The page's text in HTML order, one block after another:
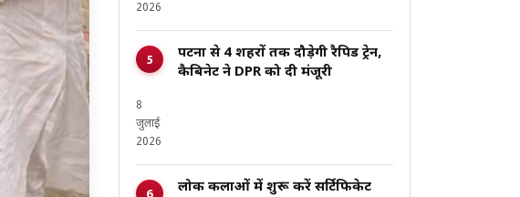
2026
पटना से 4 शहरों तक दौड़ेगी रैपिड ट्रेन,
कैबिनेट ने DPR को दी मंजूरी
8
जुलाई
2026
लोक कलाओं में शुरू करें सर्टिफिकेट